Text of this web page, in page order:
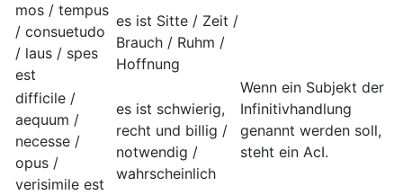
mos / tempus
/ consuetudo
/ laus / spes
est
es ist Sitte / Zeit /
Brauch / Ruhm /
Hoffnung
Wenn ein Subjekt der
Infinitivhandlung
genannt werden soll,
steht ein AcI.
difficile /
aequum /
necesse /
opus /
verisimile est
es ist schwierig,
recht und billig /
notwendig /
wahrscheinlich